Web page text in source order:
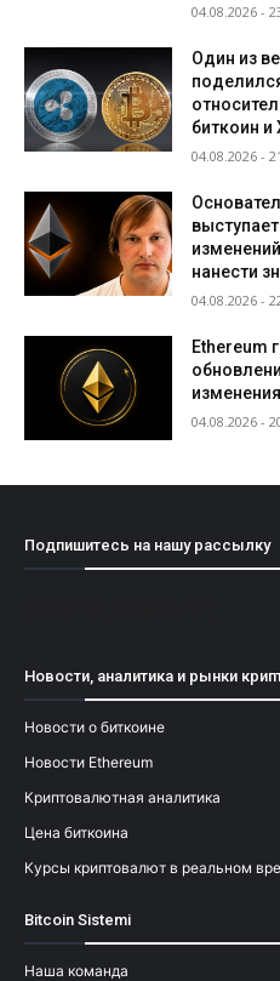
04.08.2026 -
Один из
биткоин и
04.08.2026 -
нанести
04.08.2026 -
Ethereum
изменения
04.08.2026 -
Подпишитесь на нашу рассылку
Новости, аналитика и рынки
Новости о биткоине
Новости Ethereum
Криптовалютная аналитика
Цена биткоина
Курсы криптовалют в реальном
Bitcoin Sistemi
Наша команда